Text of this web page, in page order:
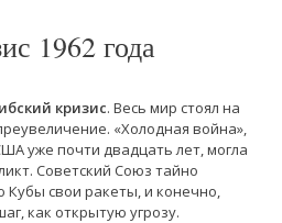
1962 года
кризис. Весь мир стоял на
«Холодная война»,
уже почти двадцать лет, могла
Советский Союз тайно
свои ракеты, и конечно,
как открытую угрозу.